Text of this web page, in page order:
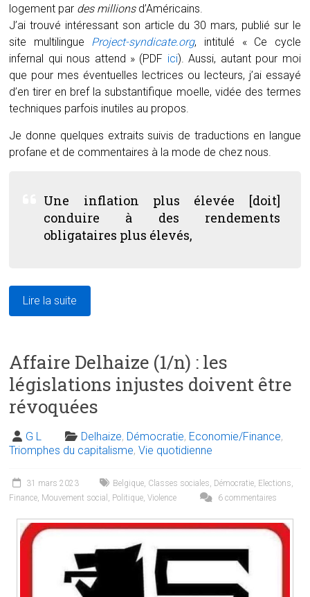
logement par des millionsd’Américains.
J’ai trouvé intéressant son article du 30 mars, publié sur le
site multilingue Project-syndicate.org, intitulé « Ce cycle
infernal qui nous attend » (PDF ici). Aussi, autant pour moi
que pour mes éventuelles lectrices ou lecteurs, j’ai essayé
d’en tirer en bref la substantifique moelle, vidée des termes
techniques parfois inutiles au propos.
Je donne quelques extraits suivis de traductions en langue
profane et de commentaires à la mode de chez nous.
Une inflation plus élevée [doit]
conduire à des rendements
obligataires plus élevés,
Lire la suite
Affaire Delhaize (1/n) : les
législations injustes doivent être
révoquées
G L Delhaize, Démocratie, Economie/Finance,
Triomphes du capitalisme,Vie quotidienne
31 mars 2023 Belgique Classes sociales Démocratie Elections
Finance Mouvement social Politique ,Violence 6 commentaires